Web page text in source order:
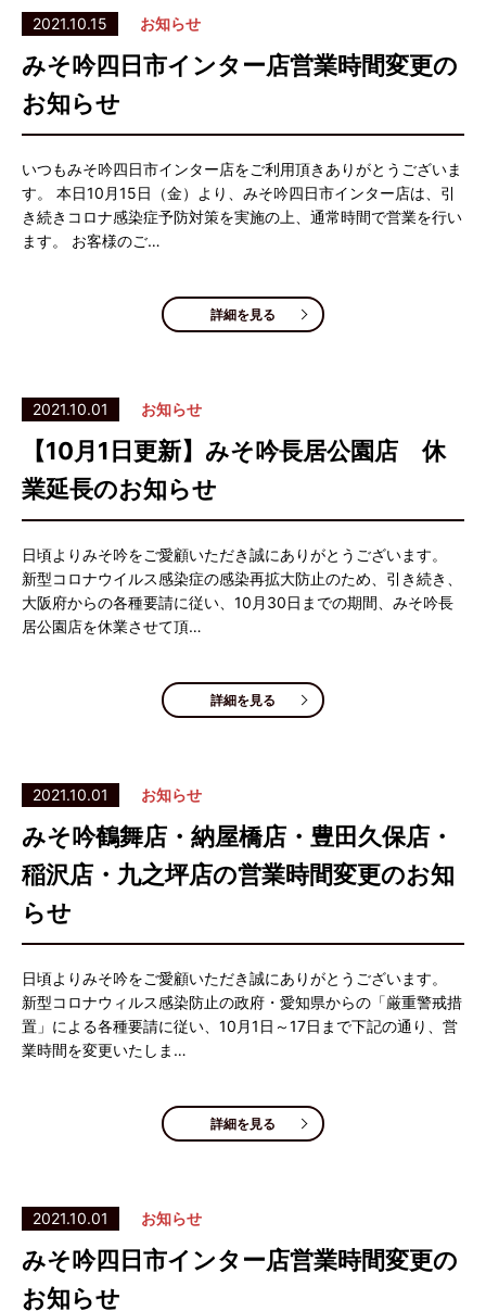
2021.10.15 お知らせ
みそ吟四日市インター店営業時間変更の
お知らせ
いつもみそ吟四日市インター店をご利用頂きありがとうございま
す。 本日10月15日（金）より、みそ吟四日市インター店は、引
き続きコロナ感染症予防対策を実施の上、通常時間で営業を行い
ます。 お客様のご…
詳細を見る
2021.10.01 お知らせ
【10月1日更新】みそ吟長居公園店 休
業延長のお知らせ
日頃よりみそ吟をご愛顧いただき誠にありがとうございます。
新型コロナウイルス感染症の感染再拡大防止のため、引き続き、
大阪府からの各種要請に従い、10月30日までの期間、みそ吟長
居公園店を休業させて頂…
詳細を見る
2021.10.01 お知らせ
みそ吟鶴舞店・納屋橋店・豊田久保店・
稲沢店・九之坪店の営業時間変更のお知
らせ
日頃よりみそ吟をご愛顧いただき誠にありがとうございます。
新型コロナウィルス感染防止の政府・愛知県からの「厳重警戒措
置」による各種要請に従い、10月1日～17日まで下記の通り、営
業時間を変更いたしま…
詳細を見る
2021.10.01 お知らせ
みそ吟四日市インター店営業時間変更の
お知らせ